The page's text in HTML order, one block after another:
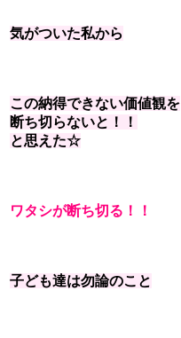
気がついた私から
この納得できない価値観を
断ち切らないと！！
と思えた☆
ワタシが断ち切る！！
子ども達は勿論のこと